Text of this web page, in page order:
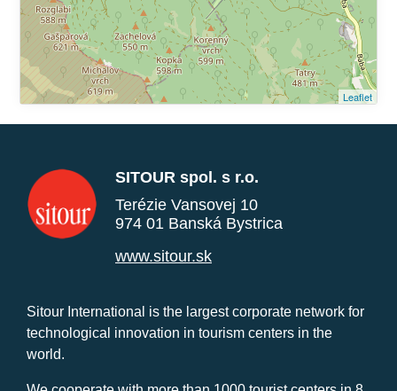
Leaflet
SITOUR spol. s r.o.
Terézie Vansovej 10
974 01 Banská Bystrica
www.sitour.sk
Sitour International is the largest corporate network for
technological innovation in tourism centers in the
world.